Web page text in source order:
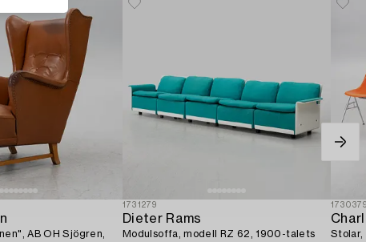
AB OH Sjögren,
1731279
Dieter Rams
Modulsoffa, modell RZ 62, 1900-talets
Stolar,